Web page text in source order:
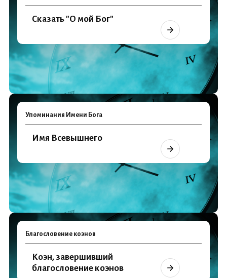
Сказать "О мой Бог"
Упоминания Имени Бога
Имя Всевышнего
Благословение коэнов
Коэн, завершивший
благословение коэнов